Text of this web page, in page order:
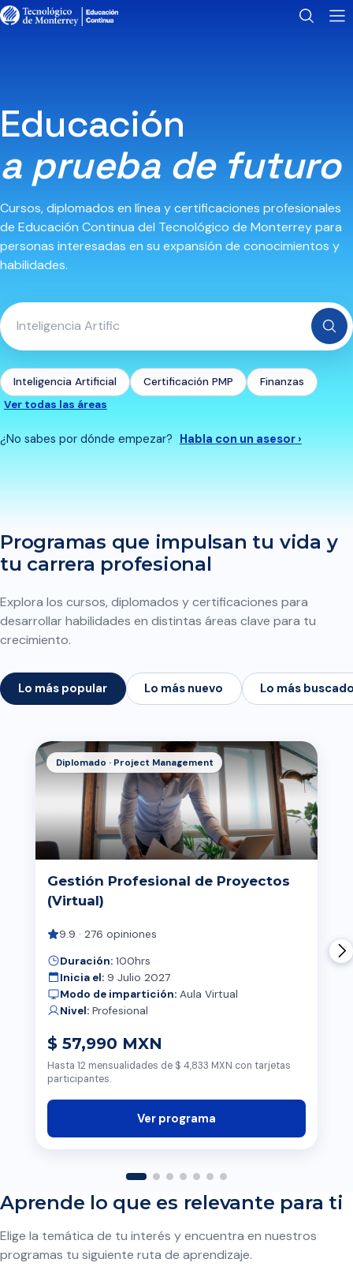
Educación
a prueba de futuro
Cursos, diplomados en línea y certificaciones profesionales
de Educación Continua del Tecnológico de Monterrey para
personas interesadas en su expansión de conocimientos y
habilidades.
Inteligencia Artificial Certificación PMP
Finanzas
Ver todas las áreas
¿No sabes por dónde empezar? Habla con un asesor ›
Programas que impulsan tu vida y
tu carrera profesional
Explora los cursos, diplomados y certificaciones para
desarrollar habilidades en distintas áreas clave para tu
crecimiento.
Lo más popular Lo más nuevo Lo más
Diplomado · Project Management
Gestión Profesional de Proyectos
(Virtual)
9.9 · 276 opiniones
Duración: 100hrs
Inicia el: 9 Julio 2027
Modo de impartición: Aula Virtual
Nivel: Profesional
$ 57,990 MXN
Hasta 12 mensualidades de $ 4,833 MXN con tarjetas
participantes.
Ver programa
Aprende lo que es relevante para ti
Elige la temática de tu interés y encuentra en nuestros
programas tu siguiente ruta de aprendizaje.